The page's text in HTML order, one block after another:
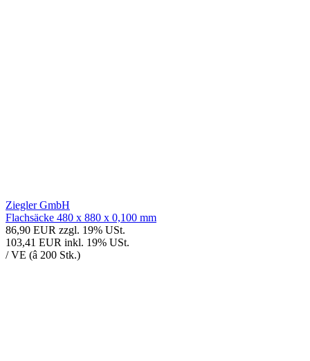
Ziegler GmbH
Flachsäcke 480 x 880 x 0,100 mm
86,90 EUR zzgl. 19% USt.
103,41 EUR inkl. 19% USt.
/ VE (â 200 Stk.)